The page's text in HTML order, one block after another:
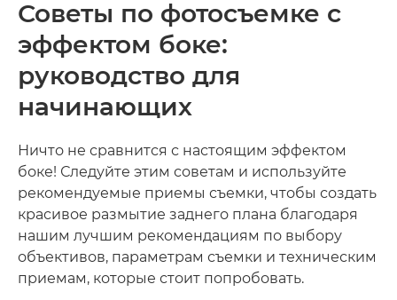
Советы по фотосъемке с
эффектом боке:
руководство для
начинающих
Ничто не сравнится с настоящим эффектом
боке! Следуйте этим советам и используйте
рекомендуемые приемы съемки, чтобы создать
красивое размытие заднего плана благодаря
нашим лучшим рекомендациям по выбору
объективов, параметрам съемки и техническим
приемам, которые стоит попробовать.